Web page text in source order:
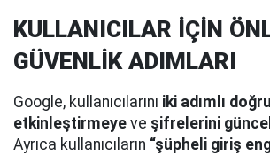
KULLANICILAR İÇİN
GÜVENLİK ADIMLARI
Google, kullanıcılarını iki adımlı
etkinleştirmeye ve şifrelerini
Ayrıca kullanıcıların “şüpheli giriş